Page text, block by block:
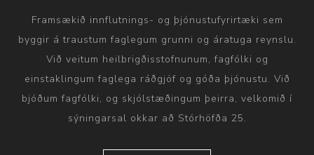
Framsækið innflutnings- og þjónustufyrirtæki sem
byggir á traustum faglegum grunni og áratuga reynslu.
Við veitum heilbrigðisstofnunum, fagfólki og
einstaklingum faglega ráðgjöf og góða þjónustu. Við
bjóðum fagfólki, og skjólstæðingum þeirra, velkomið í
sýningarsal okkar að Stórhöfða 25.